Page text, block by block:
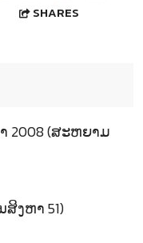
SHARES
2008 (ສະຫຍາມ
ສິງຫາ 51)